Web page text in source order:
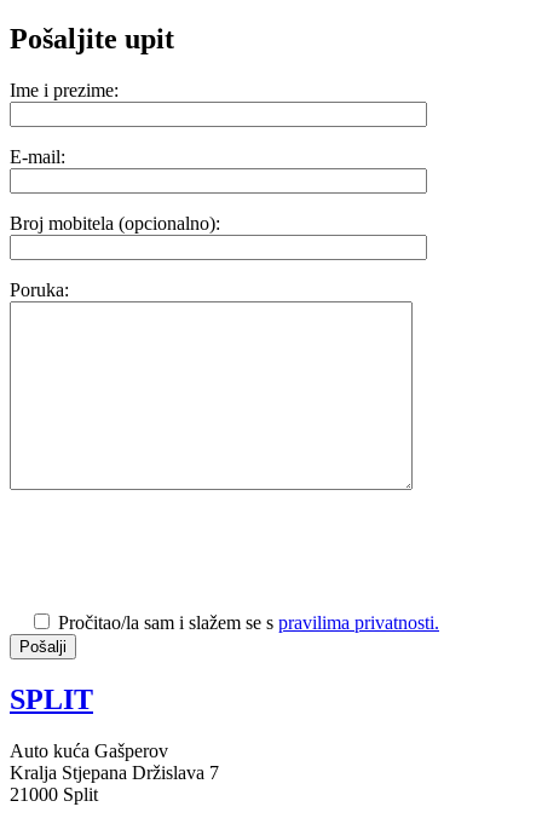
Pošaljite upit
Ime i prezime:
E-mail:
Broj mobitela (opcionalno):
Poruka:
Pročitao/la sam i slažem se s pravilima privatnosti.
SPLIT
Auto kuća Gašperov
Kralja Stjepana Držislava 7
21000 Split